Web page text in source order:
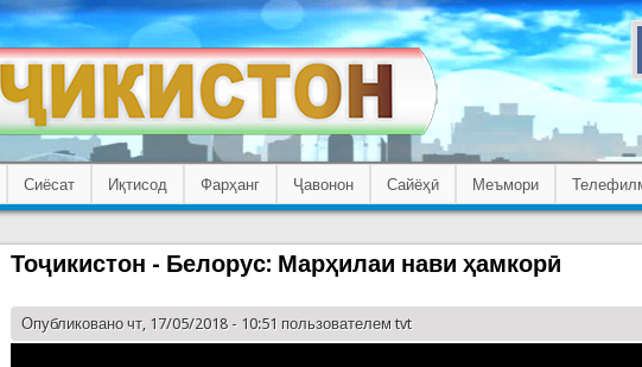
Сиёсат Иқтисод Фарҳанг Ҷавонон Сайёҳӣ Меъмори
Тоҷикистон - Белорус: Марҳилаи нави ҳамкорӣ
Опубликовано чт, 17/05/2018 - 10:51 пользователемtvt